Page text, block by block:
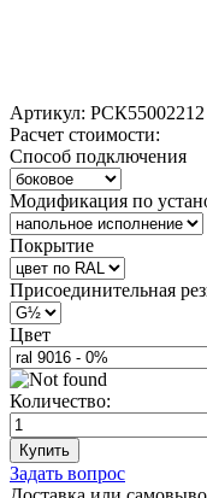
Артикул: РСК55002212
Расчет стоимости:
Способ подключения
Модификация по
Покрытие
Присоединительная
Цвет
Количество:
Купить
Задать вопрос